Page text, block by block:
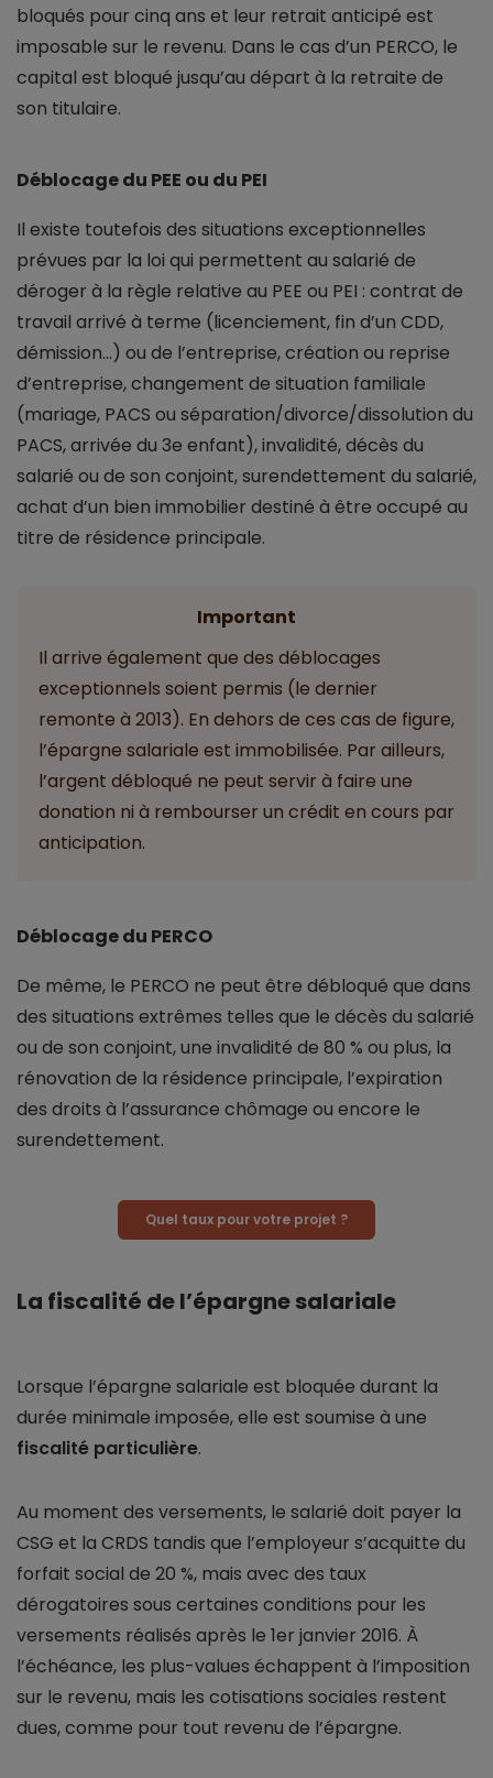
bloqués pour cinq ans et leur retrait anticipé est
imposable sur le revenu. Dans le cas d’un PERCO, le
capital est bloqué jusqu’au départ à la retraite de
son titulaire.
Déblocage du PEE ou du PEI
Il existe toutefois des situations exceptionnelles
prévues par la loi qui permettent au salarié de
déroger à la règle relative au PEE ou PEI : contrat de
travail arrivé à terme (licenciement, fin d’un CDD,
démission...) ou de l’entreprise, création ou reprise
d’entreprise, changement de situation familiale
(mariage, PACS ou séparation/divorce/dissolution du
PACS, arrivée du 3e enfant), invalidité, décès du
salarié ou de son conjoint, surendettement du salarié,
achat d’un bien immobilier destiné à être occupé au
titre de résidence principale.
Important
Il arrive également que des déblocages
exceptionnels soient permis (le dernier
remonte à 2013). En dehors de ces cas de figure,
l’épargne salariale est immobilisée. Par ailleurs,
l’argent débloqué ne peut servir à faire une
donation ni à rembourser un crédit en cours par
anticipation.
Déblocage du PERCO
De même, le PERCO ne peut être débloqué que dans
des situations extrêmes telles que le décès du salarié
ou de son conjoint, une invalidité de 80 % ou plus, la
rénovation de la résidence principale, l’expiration
des droits à l’assurance chômage ou encore le
surendettement.
Quel taux pour votre projet ?
La fiscalité de l’épargne salariale
Lorsque l’épargne salariale est bloquée durant la
durée minimale imposée, elle est soumise à une
fiscalité particulière.
Au moment des versements, le salarié doit payer la
CSG et la CRDS tandis que l’employeur s’acquitte du
forfait social de 20 %, mais avec des taux
dérogatoires sous certaines conditions pour les
versements réalisés après le 1er janvier 2016. À
l’échéance, les plus-values échappent à l’imposition
sur le revenu, mais les cotisations sociales restent
dues, comme pour tout revenu de l’épargne.